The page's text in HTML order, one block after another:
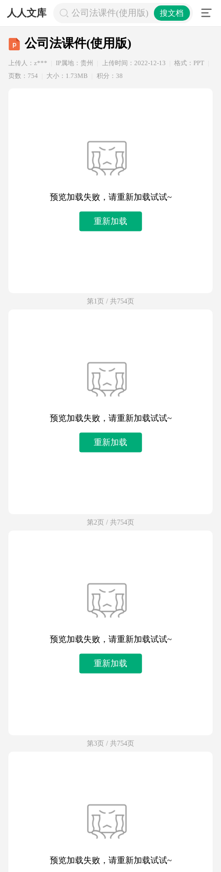
人人文库 公司法课件(使用版) 搜文档
公司法课件(使用版)
上传人：z*** IP属地：贵州 上传时间：2022-12-13
格式：PPT
页数：754
大小：1.73MB 积分：38
预览加载失败，请重新加载试试~
重新加载
第1页 / 共754页
预览加载失败，请重新加载试试~
重新加载
第2页 / 共754页
预览加载失败，请重新加载试试~
重新加载
第3页 / 共754页
预览加载失败，请重新加载试试~